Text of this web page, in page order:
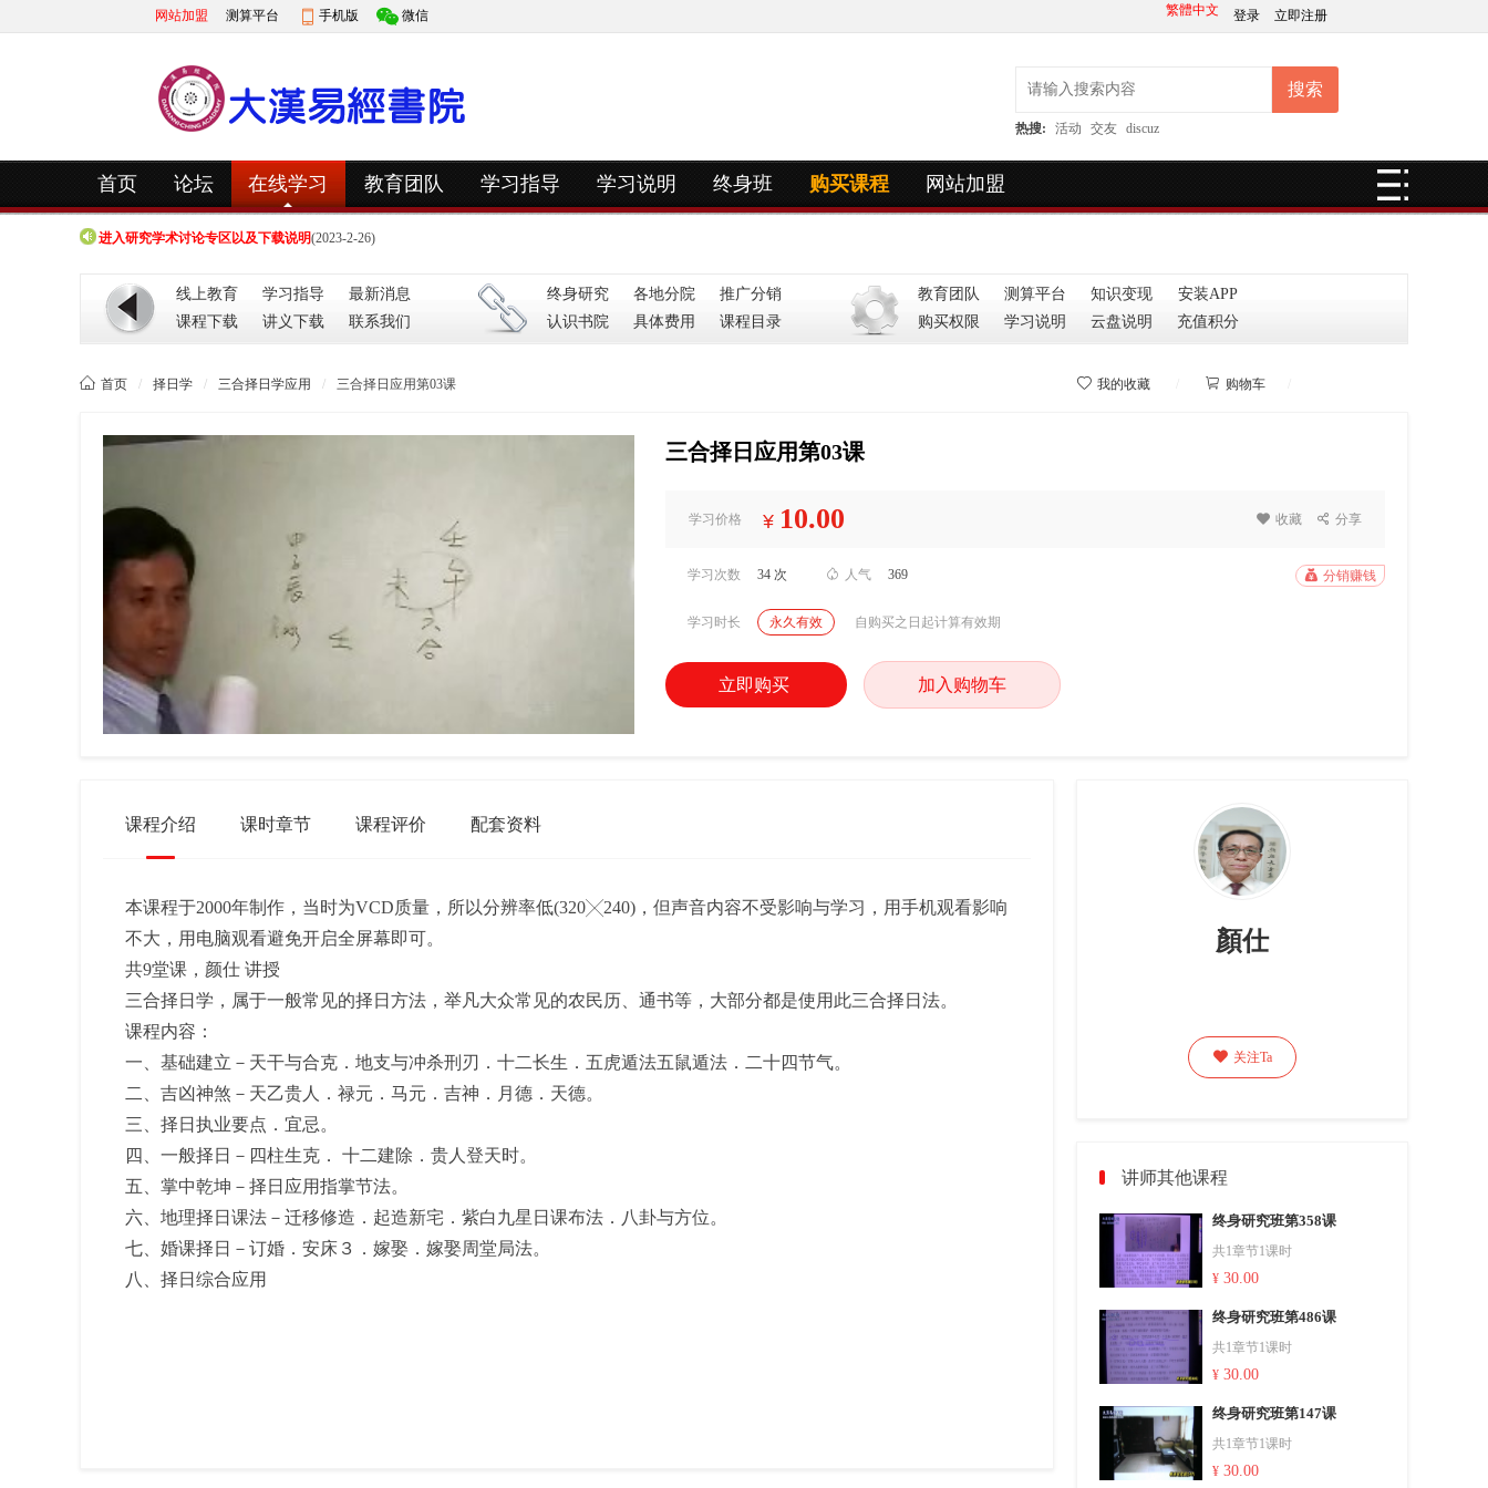
网站加盟 测算平台 手机版 微信 登录 立即注册
繁體中文
搜索
热搜: 活动 交友 discuz
快捷导航
首页 论坛 在线学习 教育团队 学习指导 学习说明 终身班 购买课程 网站加盟
进入研究学术讨论专区以及下载说明(2023-3-20)
进入研究学术讨论专区以及下载说明(2023-2-26)
进入研究学术讨论专区以及下载说明 (2023-2-26)
线上教育 学习指导
最新消息
课程下载
讲义下载 联系我们
终身研究 各地分院
推广分销
认识书院
具体费用 课程目录
教育团队 测算平台 知识变现
安装APP
购买权限
学习说明 云盘说明 充值积分
 我的收藏  购物车
 首页 / 择日学 / 三合择日学应用 / 三合择日应用第03课
三合择日应用第03课
学习价格 ¥ 10.00  收藏  分享
学习次数 34 次  人气 369  分销赚钱
学习时长 永久有效 自购买之日起计算有效期
立即购买 加入购物车
课程介绍 课时章节 课程评价 配套资料
本课程于2000年制作，当时为VCD质量，所以分辨率低(320╳240)，但声音内容不受影响与学习，用手机观看影响
不大，用电脑观看避免开启全屏幕即可。
共9堂课，颜仕 讲授
三合择日学，属于一般常见的择日方法，举凡大众常见的农民历、通书等，大部分都是使用此三合择日法。
课程内容：
一、基础建立－天干与合克．地支与冲杀刑刃．十二长生．五虎遁法五鼠遁法．二十四节气。
二、吉凶神煞－天乙贵人．禄元．马元．吉神．月德．天德。
三、择日执业要点．宜忌。
四、一般择日－四柱生克． 十二建除．贵人登天时。
五、掌中乾坤－择日应用指掌节法。
六、地理择日课法－迁移修造．起造新宅．紫白九星日课布法．八卦与方位。
七、婚课择日－订婚．安床３．嫁娶．嫁娶周堂局法。
八、择日综合应用
顏仕
 关注Ta
讲师其他课程
终身研究班第358课
共1章节1课时
¥ 30.00
终身研究班第486课
共1章节1课时
¥ 30.00
终身研究班第147课
共1章节1课时
¥ 30.00